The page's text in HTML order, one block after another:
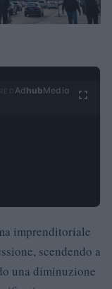
Ad hubMedia
imprenditoriale
scendendo a
una diminuzione